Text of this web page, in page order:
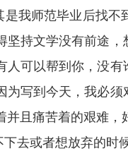
是我师范毕业后找
坚持文学没有前途
人可以帮到你，没
为写到今天，我必
并且痛苦着的艰难
去或者想放弃的时